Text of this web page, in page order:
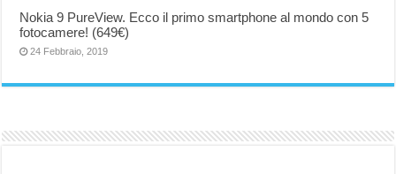
Nokia 9 PureView. Ecco il primo smartphone al mondo con 5
fotocamere! (649€)
24 Febbraio, 2019